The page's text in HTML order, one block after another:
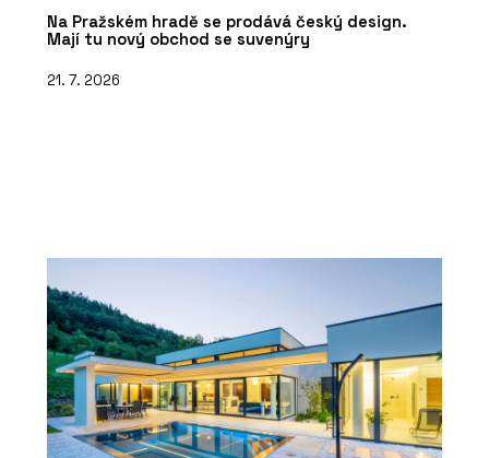
Na Pražském hradě se prodává český design.
Mají tu nový obchod se suvenýry
21. 7. 2026